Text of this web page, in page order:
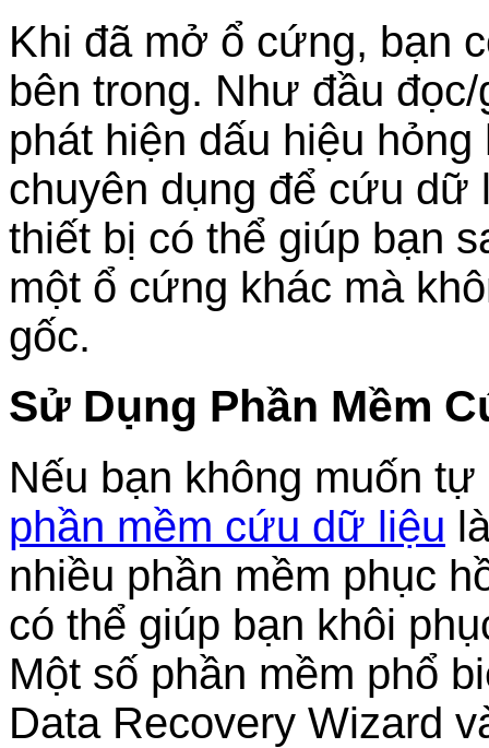
Khi đã mở ổ cứng, bạn
bên trong. Như đầu
phát hiện dấu hiệu
chuyên dụng để cứu dữ
thiết bị có thể giúp bạn
một ổ cứng khác mà
gốc.
Sử Dụng Phần Mềm
Nếu bạn không muốn
phần mềm cứu dữ liệu
nhiều phần mềm phục
có thể giúp bạn khôi
Một số phần mềm phổ
Data Recovery Wizard